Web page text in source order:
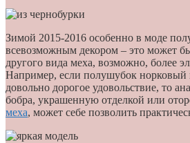
Зимой 2015-2016 особенно в моде
всевозможным декором – это может
другого вида меха, возможно, более
Например, если полушубок норковый
довольно дорогое удовольствие, то
бобра, украшенную отделкой или
меха, может себе позволить